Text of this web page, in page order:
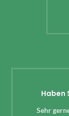
Haben
Sehr